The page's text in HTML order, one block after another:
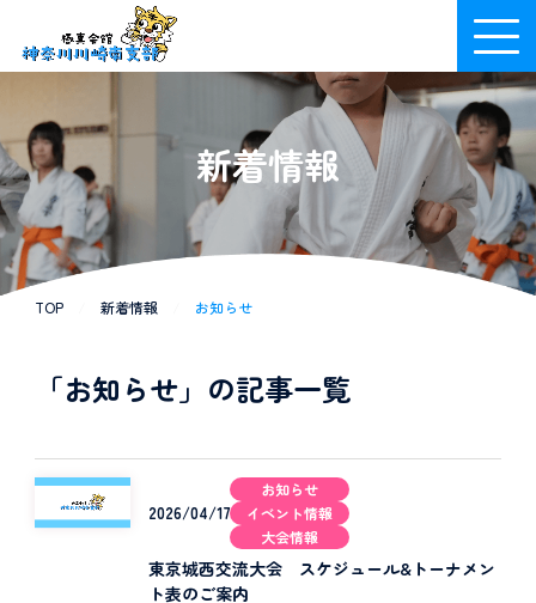
新着情報
TOP 新着情報 お知らせ
「お知らせ」の記事一覧
2026/04/17
お知らせ
イベント情報
大会情報
東京城西交流大会 スケジュール&トーナメン
ト表のご案内